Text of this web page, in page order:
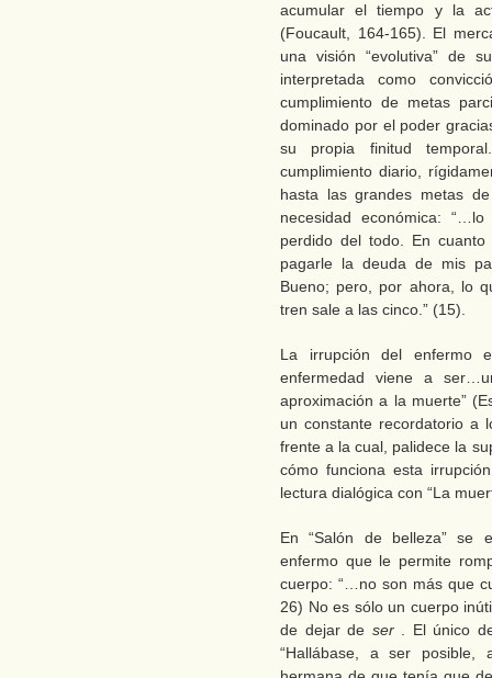
acumular el tiempo y la
(Foucault, 164-165). El
una visión “evolutiva” de
interpretada como
cumplimiento de metas
dominado por el poder
su propia finitud
cumplimiento diario,
hasta las grandes metas
necesidad económica:
perdido del todo. En
pagarle la deuda de mis
Bueno; pero, por ahora, lo
tren sale a las cinco.” (15).
La irrupción del enfermo
enfermedad viene a
aproximación a la muerte”
un constante recordatorio a
frente a la cual, palidece la
cómo funciona esta
lectura dialógica con “La
En “Salón de belleza” se
enfermo que le permite
cuerpo: “…no son más que
26) No es sólo un cuerpo
de dejar de ser
. El único
“Hallábase, a ser posible,